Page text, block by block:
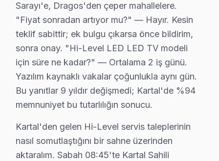
Hi-Level TV Teknik Profil ve Servis Rehberi
Hi-Level TV Teknik Servis Rehberi
Hi-Level televizyon paneli'lerde En Sık Karşılaşılan
Hi-Level servisimizde en yaygın yazılım
bu TV Servis Yaklaşımımız
marka kalitesi ilkeleri doğrultusunda Hi-Level
Hi-Level ekran Onarım Süreci
2. Termal kamera, osiloskop, ESR ölçer ile elektronik
3. Arıza kaynağı tespit edilir: panel mi, anakart mı, güç
Sarayı'e, Dragos'den çeper mahallelere.
"Fiyat sonradan artıyor mu?" — Hayır. Kesin
teklif sabittir; ek bulgu çıkarsa önce bildirim,
sonra onay. "Hi-Level LED LED TV modeli
için süre ne kadar?" — Ortalama 2 iş günü.
Yazılım kaynaklı vakalar çoğunlukla aynı gün.
Bu yanıtlar 9 yıldır değişmedi; Kartal'de %94
memnuniyet bu tutarlılığın sonucu.
Kartal'den gelen Hi-Level servis taleplerinin
nasıl somutlaştığını bir sahne üzerinden
aktaralım. Sabah 08:45'te Kartal Sahili